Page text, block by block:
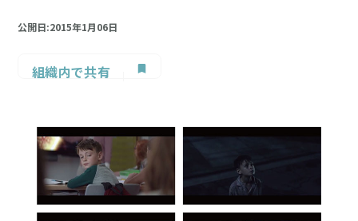
公開日:2015年1月06日
組織内で共有